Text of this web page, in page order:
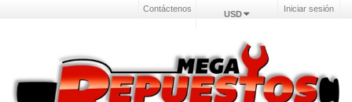
Iniciar sesión
USD
Contáctenos